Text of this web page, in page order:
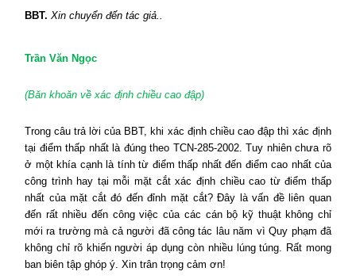
BBT. Xin chuyển đến tác giả..
Trần Văn Ngọc
(Băn khoăn về xác định chiều cao đập)
Trong câu trả lời của BBT, khi xác định chiều cao đập thì xác định
tại điểm thấp nhất là đúng theo TCN-285-2002. Tuy nhiên chưa rõ
ở một khía cạnh là tính từ điểm thấp nhất đến điểm cao nhất của
công trình hay tại mỗi mặt cắt xác định chiều cao từ điểm thấp
nhất của mặt cắt đó đến đỉnh mặt cắt? Đây là vấn đề liên quan
đến rất nhiều đến công việc của các cán bộ kỹ thuật không chỉ
mới ra trường mà cả người đã công tác lâu năm vì Quy phạm đã
không chỉ rõ khiến người áp dụng còn nhiều lúng túng. Rất mong
ban biên tập ghóp ý. Xin trân trọng cảm ơn!